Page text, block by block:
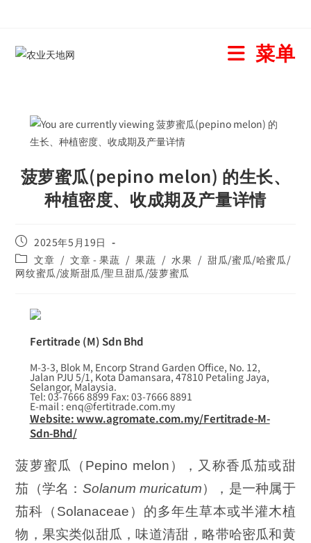
菜单
菠萝蜜瓜(pepino melon) 的生长、
种植密度、收成期及产量详情
2025年5月19日
文章 / 文章 - 果蔬 / 果蔬 / 水果 / 甜瓜/蜜瓜/哈蜜瓜/
网纹蜜瓜/波斯甜瓜/聖旦甜瓜/菠萝蜜瓜
Fertitrade (M) Sdn Bhd
M-3-3, Blok M, Encorp Strand Garden Office, No. 12,
Jalan PJU 5/1, Kota Damansara, 47810 Petaling Jaya,
Selangor, Malaysia.
Tel: 03-7666 8899 Fax: 03-7666 8891
E-mail : enq@fertitrade.com.my
Website: www.agromate.com.my/Fertitrade-M-
Sdn-Bhd/
菠萝蜜瓜（Pepino melon），又称香瓜茄或甜
茄（学名： Solanum muricatum），是一种属于
茄科（Solanaceae）的多年生草本或半灌木植
物，果实类似甜瓜，味道清甜，略带哈密瓜和黄